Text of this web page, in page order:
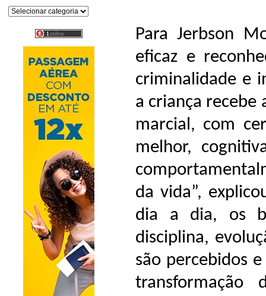
Categorias
Para Jerbson
eficaz e
criminalidade e
a criança recebe
marcial, com
melhor,
da vida”,
dia a dia, os
disciplina,
são percebidos